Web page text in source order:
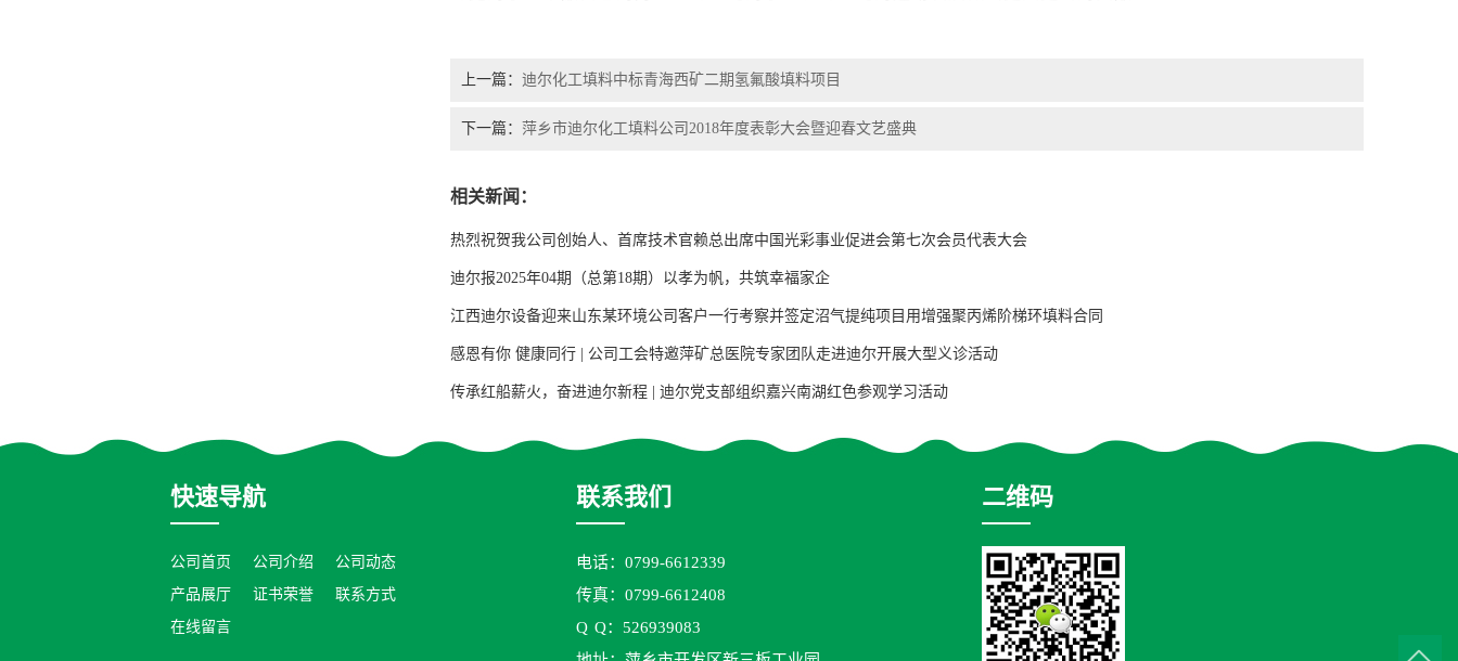
上一篇： 迪尔化工填料中标青海西矿二期氢氟酸填料项目
下一篇： 萍乡市迪尔化工填料公司2018年度表彰大会暨迎春文艺盛典
相关新闻：
热烈祝贺我公司创始人、首席技术官赖总出席中国光彩事业促进会第七次会员代表大会
迪尔报2025年04期（总第18期）以孝为帆，共筑幸福家企
江西迪尔设备迎来山东某环境公司客户一行考察并签定沼气提纯项目用增强聚丙烯阶梯环填料合同
感恩有你 健康同行 | 公司工会特邀萍矿总医院专家团队走进迪尔开展大型义诊活动
传承红船薪火，奋进迪尔新程 | 迪尔党支部组织嘉兴南湖红色参观学习活动
快速导航
公司首页 公司介绍
公司动态
产品展厅
证书荣誉
联系方式
在线留言
联系我们
电话：0799-6612339
传真：0799-6612408
Q Q：526939083
二维码